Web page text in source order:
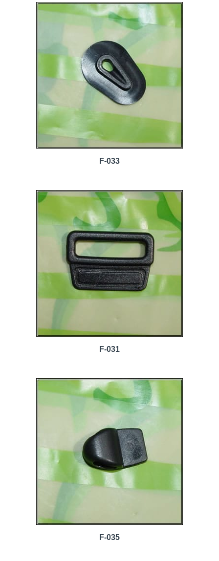
F-033
F-031
F-035